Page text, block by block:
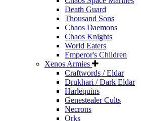
Death Guard
Thousand Sons
Chaos Daemons
Chaos Knights
World Eaters
Emperor's Children
Xenos Armies
Craftwords / Eldar
Drukhari / Dark Eldar
Harlequins
Genestealer Cults
Necrons
Orks